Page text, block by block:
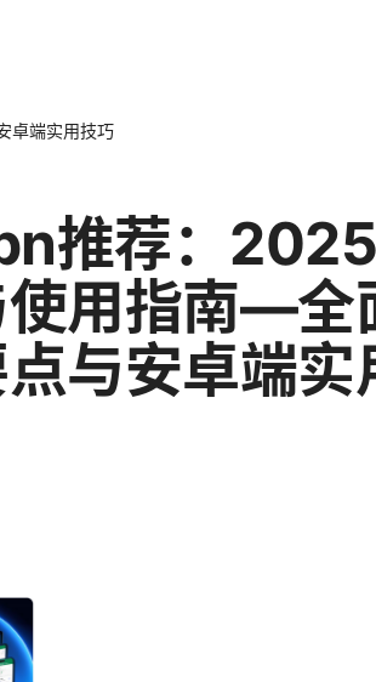
卓端实用技巧
推荐：
使用指南—全
与安卓端实